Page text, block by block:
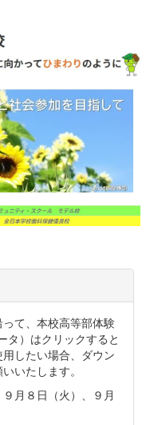
て、本校高等部体験
タ）はクリックすると
したい場合、ダウン
いいたします。
月８日（火）、９月